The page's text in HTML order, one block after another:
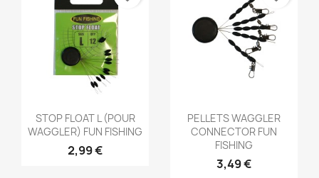
Aperçu rapide
STOP FLOAT L (POUR
WAGGLER) FUN FISHING
2,99 €
 Aperçu rapide
PELLETS WAGGLER
CONNECTOR FUN
FISHING
3,49 €